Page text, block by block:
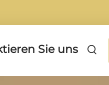
Sie uns